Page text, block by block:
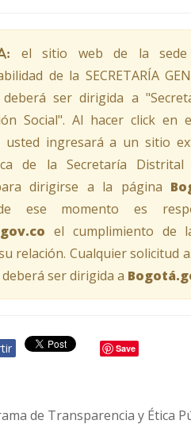
el sitio web de la sede
de la SECRETARÍA
deberá ser dirigida a
Social". Al hacer click en
usted ingresará a un sitio
de la Secretaría
dirigirse a la página
ese momento es
el cumplimiento de
relación. Cualquier solicitud
ser dirigida a
Save
de Transparencia y Ética